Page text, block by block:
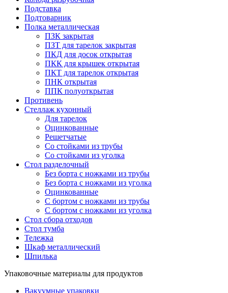
Подставка
Подтоварник
Полка металлическая
ПЗК закрытая
ПЗТ для тарелок закрытая
ПКД для досок открытая
ПКК для крышек открытая
ПКТ для тарелок открытая
ПНК открытая
ППК полуоткрытая
Противень
Стеллаж кухонный
Для тарелок
Оцинкованные
Решетчатые
Со стойками из трубы
Со стойками из уголка
Стол разделочный
Без борта с ножками из трубы
Без борта с ножками из уголка
Оцинкованные
С бортом с ножками из трубы
С бортом с ножками из уголка
Стол сбора отходов
Стол тумба
Тележка
Шкаф металлический
Шпилька
Упаковочные материалы для продуктов
Вакуумные упаковки